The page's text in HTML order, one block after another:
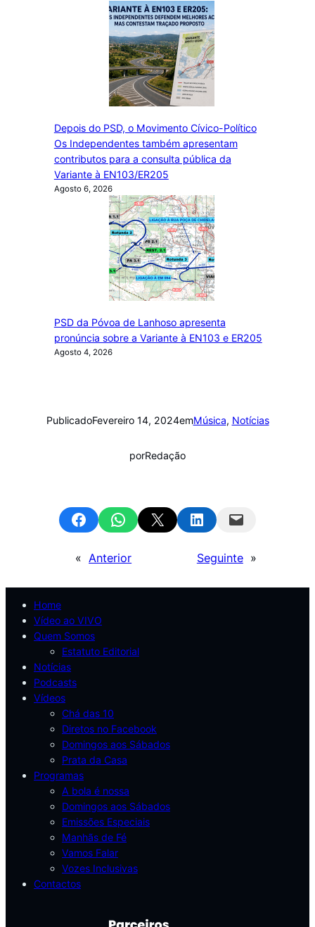
Depois do PSD, o Movimento Cívico-Político
Os Independentes também apresentam
contributos para a consulta pública da
Variante à EN103/ER205
Agosto 6, 2026
PSD da Póvoa de Lanhoso apresenta
pronúncia sobre a Variante à EN103 e ER205
Agosto 4, 2026
PublicadoFevereiro 14, 2024emMúsica, Notícias
porRedação
Share on FacebookShare on WhatsApp
Email this Page Share on LinkedInEmail this Page
« Anterior Seguinte »
Home
Vídeo ao VIVO
Quem Somos
Estatuto Editorial
Notícias
Podcasts
Vídeos
Chá das 10
Diretos no Facebook
Domingos aos Sábados
Prata da Casa
Programas
A bola é nossa
Domingos aos Sábados
Emissões Especiais
Manhãs de Fé
Vamos Falar
Vozes Inclusivas
Contactos